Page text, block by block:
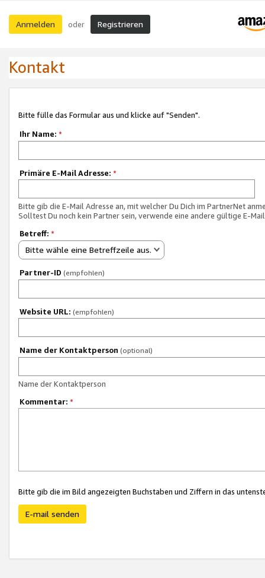
Anmelden oder Registrieren
Kontakt
Bitte fülle das Formular aus und klicke auf "Senden".
Ihr Name: *
Primäre E-Mail Adresse: *
Bitte gib die E-Mail Adresse an, mit welcher Du Dich im PartnerNet
Solltest Du noch kein Partner sein, verwende eine andere gültige E-
Betreff: *
Bitte wähle eine Betreffzeile aus.
Partner-ID (empfohlen)
Website URL: (empfohlen)
Name der Kontaktperson (optional)
Name der Kontaktperson
Kommentar: *
Bitte gib die im Bild angezeigten Buchstaben und Ziffern in das
E-mail senden